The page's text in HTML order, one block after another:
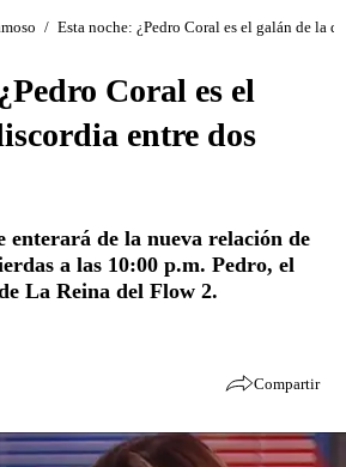
/ Esta noche: ¿Pedro Coral es el galán de la
Coral es el
entre dos
enterará de la nueva relación de
a las 10:00 p.m. Pedro, el
La Reina del Flow 2.
Compartir